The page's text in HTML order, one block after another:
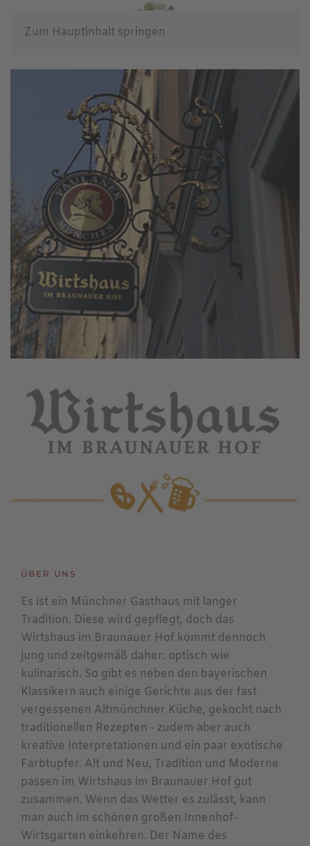
Zum Hauptinhalt springen
ÜBER UNS
Es ist ein Münchner Gasthaus mit langer
Tradition. Diese wird gepflegt, doch das
Wirtshaus im Braunauer Hof kommt dennoch
jung und zeitgemäß daher: optisch wie
kulinarisch. So gibt es neben den bayerischen
Klassikern auch einige Gerichte aus der fast
vergessenen Altmünchner Küche, gekocht nach
traditionellen Rezepten - zudem aber auch
kreative Interpretationen und ein paar exotische
Farbtupfer. Alt und Neu, Tradition und Moderne
passen im Wirtshaus im Braunauer Hof gut
zusammen. Wenn das Wetter es zulässt, kann
man auch im schönen großen Innenhof-
Wirtsgarten einkehren. Der Name des